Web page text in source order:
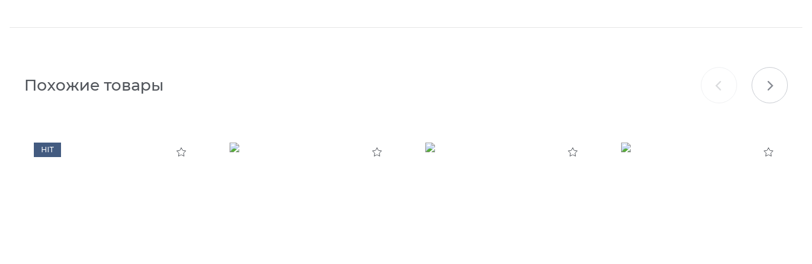
Похожие товары
HIT